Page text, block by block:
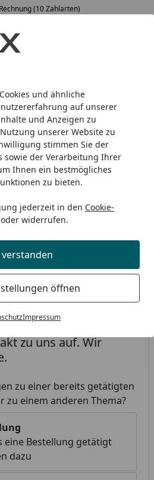
und ähnliche
auf unserer
und Anzeigen zu
unserer Website zu
stimmen Sie der
sowie der Verarbeitung Ihrer
Ihnen ein bestmögliches
zu bieten.
jederzeit in den Cookie-
widerrufen.
verstanden
öffnen
Impressum
(10 Zahlarten)
Produkten oder zum
können Sie Kontakt zu uns
so schnell wie möglich um
Fragen
viele Antworten auf häufig
Frage noch nicht dabei ist,
über unser
zu uns auf. Wir
zu einer bereits getätigten
zu einem anderen Thema?
eine Bestellung getätigt
dazu